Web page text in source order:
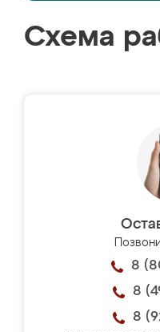
Схема
8
8
8